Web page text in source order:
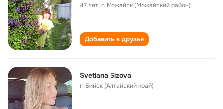
47 лет,г. Можайск (Можайский район)
Добавить в друзья
Svetlana Sizova
г. Бийск (Алтайский край)